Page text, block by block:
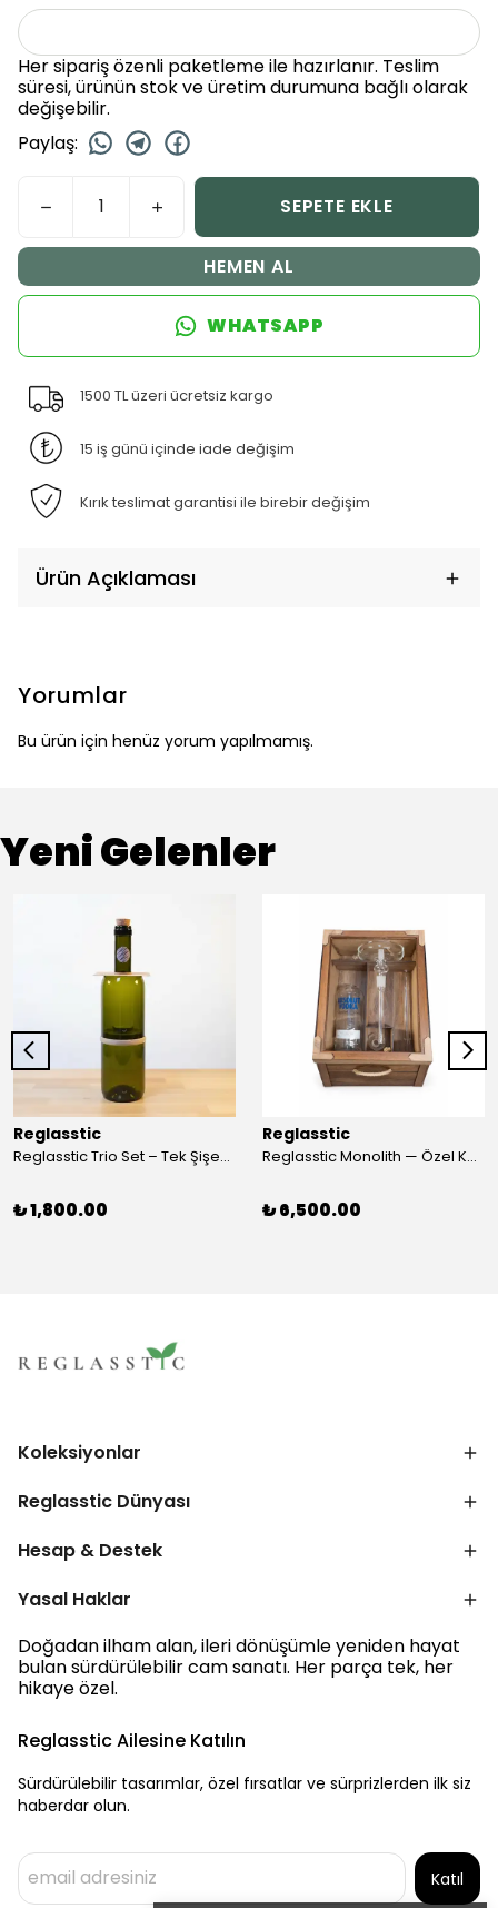
Her sipariş özenli paketleme ile hazırlanır. Teslim
süresi, ürünün stok ve üretim durumuna bağlı olarak
değişebilir.
Paylaş:
SEPETE EKLE
HEMEN AL
WHATSAPP
1500 TL üzeri ücretsiz kargo
15 iş günü içinde iade değişim
Kırık teslimat garantisi ile birebir değişim
Ürün Açıklaması
Yorumlar
Bu ürün için henüz yorum yapılmamış.
Yeni Gelenler
Reglasstic
Reglasstic Trio Set – Tek Şişeden 3 Parça
₺ 1,800.00
Reglasstic
Reglasstic Monolith — Özel Kutulu Cam Nargile
₺ 6,500.00
Koleksiyonlar
Reglasstic Dünyası
Hesap & Destek
Yasal Haklar
Doğadan ilham alan, ileri dönüşümle yeniden hayat
bulan sürdürülebilir cam sanatı. Her parça tek, her
hikaye özel.
Reglasstic Ailesine Katılın
Sürdürülebilir tasarımlar, özel fırsatlar ve sürprizlerden ilk siz
haberdar olun.
Katıl